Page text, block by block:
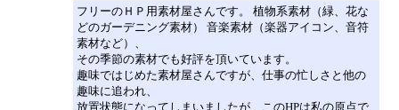
フリーのＨＰ用素材屋さんです。 植物系素材（緑、花な
どのガーデニング素材） 音楽素材（楽器アイコン、音符
素材など）、
その季節の素材でも好評を頂いています。
趣味ではじめた素材屋さんですが、仕事の忙しさと他の
趣味に追われ、
放置状態になってしまいましたが、このHPは私の原点で